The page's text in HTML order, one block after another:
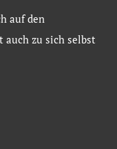
auf den
auch zu sich selbst